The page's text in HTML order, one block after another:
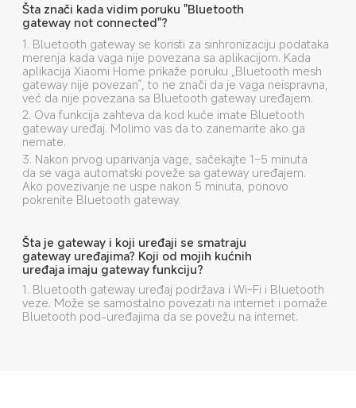
Šta znači kada vidim poruku "Bluetooth
gateway not connected"?
1. Bluetooth gateway se koristi za sinhronizaciju podataka
merenja kada vaga nije povezana sa aplikacijom. Kada
aplikacija Xiaomi Home prikaže poruku „Bluetooth mesh
gateway nije povezan“, to ne znači da je vaga neispravna,
već da nije povezana sa Bluetooth gateway uređajem.
2. Ova funkcija zahteva da kod kuće imate Bluetooth
gateway uređaj. Molimo vas da to zanemarite ako ga
nemate.
3. Nakon prvog uparivanja vage, sačekajte 1–5 minuta
da se vaga automatski poveže sa gateway uređajem.
Ako povezivanje ne uspe nakon 5 minuta, ponovo
pokrenite Bluetooth gateway.
Šta je gateway i koji uređaji se smatraju
gateway uređajima? Koji od mojih kućnih
uređaja imaju gateway funkciju?
1. Bluetooth gateway uređaj podržava i Wi-Fi i Bluetooth
veze. Može se samostalno povezati na internet i pomaže
Bluetooth pod-uređajima da se povežu na internet.